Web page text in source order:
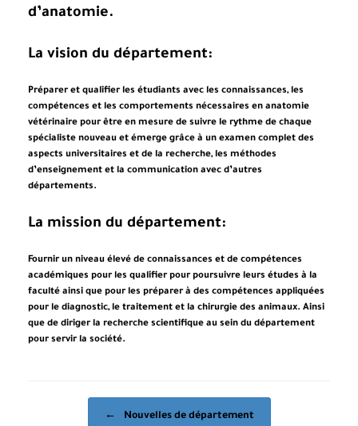
d’anatomie.
La vision du département:
Préparer et qualifier les étudiants avec les connaissances, les
compétences et les comportements nécessaires en anatomie
vétérinaire pour être en mesure de suivre le rythme de chaque
spécialiste nouveau et émerge grâce à un examen complet des
aspects universitaires et de la recherche, les méthodes
d’enseignement et la communication avec d’autres
départements.
La mission du département:
Fournir un niveau élevé de connaissances et de compétences
académiques pour les qualifier pour poursuivre leurs études à la
faculté ainsi que pour les préparer à des compétences appliquées
pour le diagnostic, le traitement et la chirurgie des animaux. Ainsi
que de diriger la recherche scientifique au sein du département
pour servir la société.
← Nouvelles de département